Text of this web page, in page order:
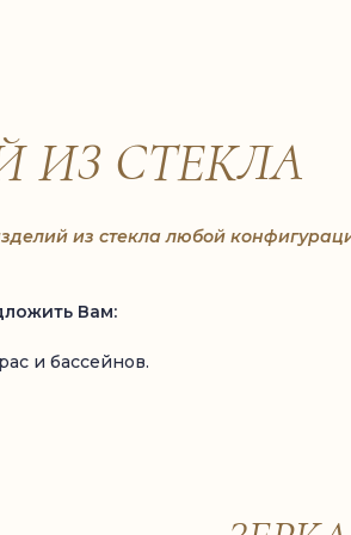
ИЗ СТЕКЛА
из стекла любой
Вам:
и бассейнов.